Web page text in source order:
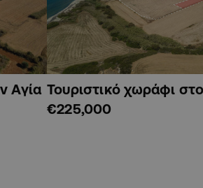
Αγία Τουριστικό χωράφι
€225,000